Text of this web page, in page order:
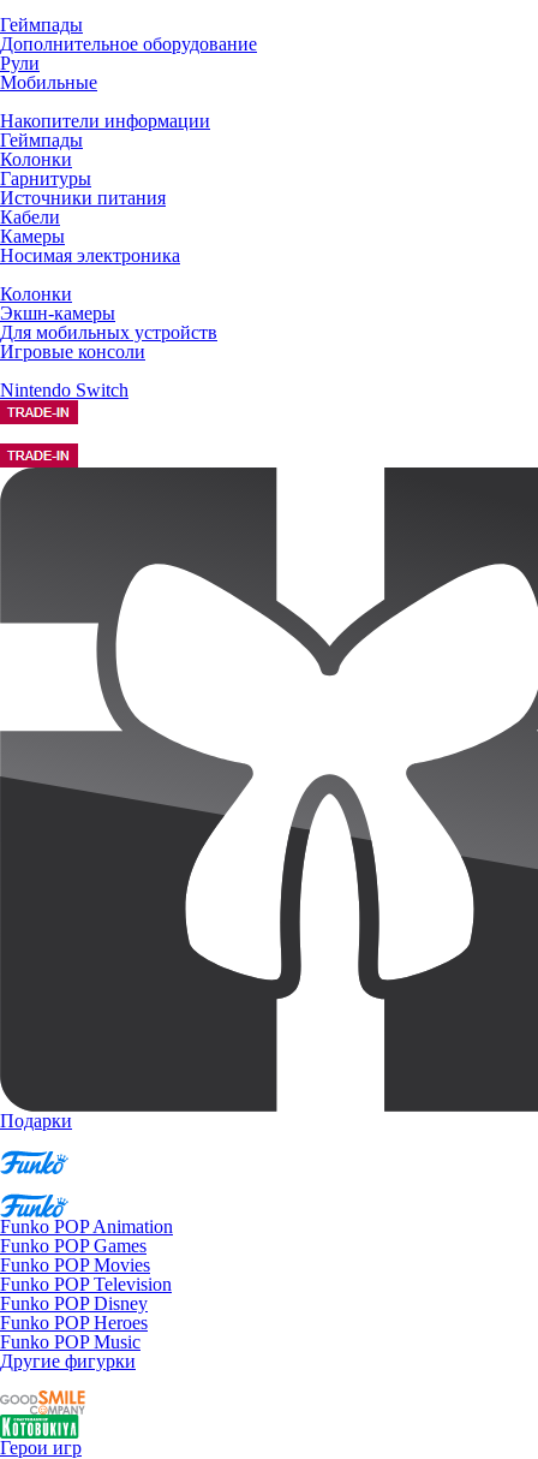
Геймпады
Дополнительное оборудование
Рули
Мобильные
Накопители информации
Геймпады
Колонки
Гарнитуры
Источники питания
Кабели
Камеры
Носимая электроника
Колонки
Экшн-камеры
Для мобильных устройств
Игровые консоли
Nintendo Switch
Подарки
Funko POP Animation
Funko POP Games
Funko POP Movies
Funko POP Television
Funko POP Disney
Funko POP Heroes
Funko POP Music
Другие фигурки
Герои игр